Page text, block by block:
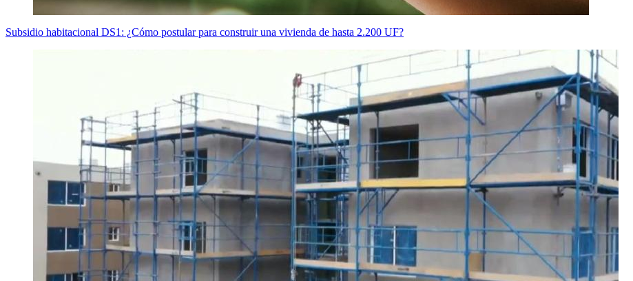
Subsidio habitacional DS1: ¿Cómo postular para construir una vivienda de hasta 2.200 UF?